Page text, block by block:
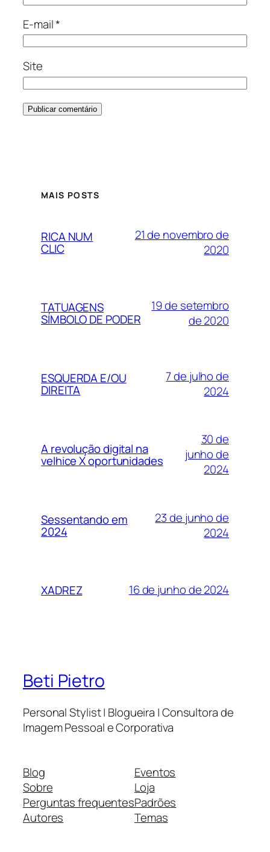
E-mail*
Site
MAIS POSTS
RICA NUM
CLIC
21 de novembro de
2020
TATUAGENS
SÍMBOLO DE PODER
19 de setembro
de 2020
ESQUERDA E/OU
DIREITA
7 de julho de
2024
A revolução digital na
velhice X oportunidades
30 de
junho de
2024
Sessentando em
2024
23 de junho de
2024
XADREZ 16 de junho de 2024
Beti Pietro
Personal Stylist | Blogueira | Consultora de
Imagem Pessoal e Corporativa
Blog
Sobre
Perguntas frequentes
Autores
Eventos
Loja
Padrões
Temas